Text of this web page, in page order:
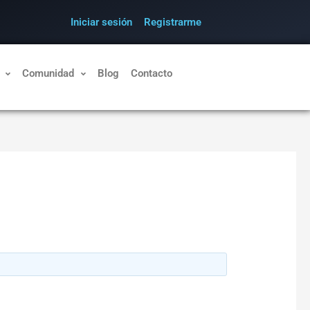
Iniciar sesión Registrarme
Comunidad Blog Contacto